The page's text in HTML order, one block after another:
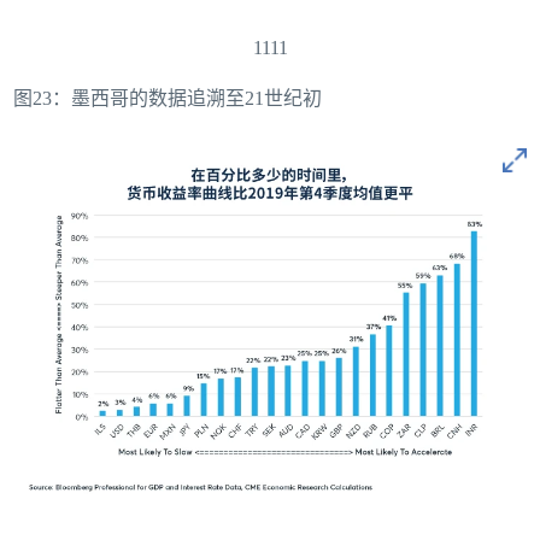
1111
图23：墨西哥的数据追溯至21世纪初